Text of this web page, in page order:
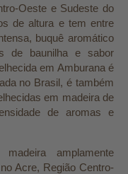
Oeste e Sudeste do
de altura e tem entre
buquê aromático
de baunilha e sabor
em Amburana é
no Brasil, é também
em madeira de
de aromas e
madeira amplamente
Acre, Região Centro-